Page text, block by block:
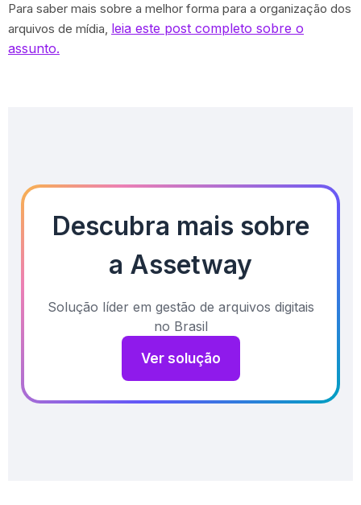
Para saber mais sobre a melhor forma para a organização dos
arquivos de mídia, leia este post completo sobre o
assunto.
Descubra mais sobre
a Assetway
Solução líder em gestão de arquivos digitais
no Brasil
Ver solução